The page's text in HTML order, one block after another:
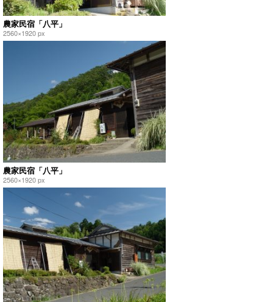
農家民宿「八平」
2560×1920 px
農家民宿「八平」
2560×1920 px